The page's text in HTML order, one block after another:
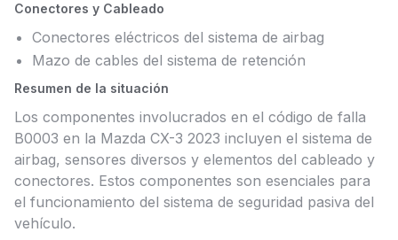
Conectores y Cableado
Conectores eléctricos del sistema de airbag
Mazo de cables del sistema de retención
Resumen de la situación
Los componentes involucrados en el código de falla
B0003 en la Mazda CX-3 2023 incluyen el sistema de
airbag, sensores diversos y elementos del cableado y
conectores. Estos componentes son esenciales para
el funcionamiento del sistema de seguridad pasiva del
vehículo.